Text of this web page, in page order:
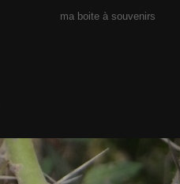
ma boite à souvenirs